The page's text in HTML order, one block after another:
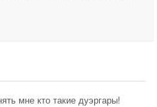
мне кто такие дуэргары!